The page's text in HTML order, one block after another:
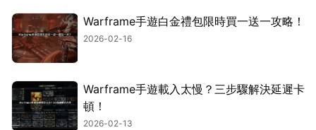
Warframe手遊白金禮包限時買一送一攻略！
2026-02-16
Warframe手遊載入太慢？三步驟解決延遲卡
頓！
2026-02-13